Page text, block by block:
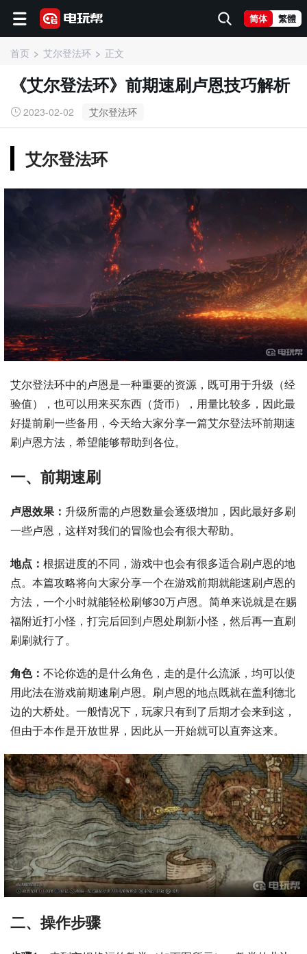
简体 繁體
首页 艾尔登法环 正文
《艾尔登法环》前期速刷卢恩技巧解析
2023-02-02 艾尔登法环
艾尔登法环
艾尔登法环中的卢恩是一种重要的资源，既可用于升级（经
验值），也可以用来买东西（货币），用量比较多，因此最
好提前刷一些备用，今天给大家分享一篇艾尔登法环前期速
刷卢恩方法，希望能够帮助到各位。
一、前期速刷
卢恩效果： 升级所需的卢恩数量会逐级增加，因此最好多刷
一些卢恩，这样对我们的冒险也会有很大帮助。
地点： 根据进度的不同，游戏中也会有很多适合刷卢恩的地
点。本篇攻略将向大家分享一个在游戏前期就能速刷卢恩的
方法，一个小时就能轻松刷够30万卢恩。简单来说就是在赐
福附近打小怪，打完后回到卢恩处刷新小怪，然后再一直刷
刷刷就行了。
角色： 不论你选的是什么角色，走的是什么流派，均可以使
用此法在游戏前期速刷卢恩。刷卢恩的地点既就在盖利德北
边的大桥处。一般情况下，玩家只有到了后期才会来到这，
但由于本作是开放世界，因此从一开始就可以直奔这来。
二、操作步骤